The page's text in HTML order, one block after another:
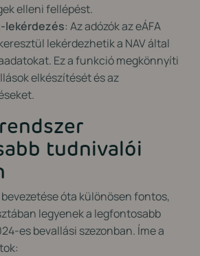
elleni fellépést.
lekérdezés: Az adózók az eÁFA
lekérdezhetik a NAV által
Ez a funkció megkönnyíti
elkészítését és az
tudnivalói
óta különösen fontos,
legyenek a legfontosabb
es bevallási szezonban. Íme a